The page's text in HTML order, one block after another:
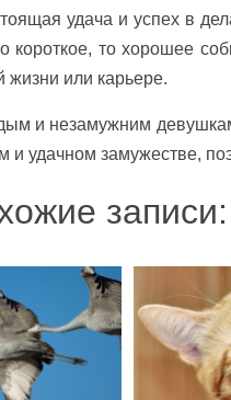
удача и успех в
короткое, то хорошее
жизни или карьере.
и незамужним
и удачном замужестве,
записи: